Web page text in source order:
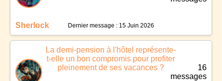
Sherlock Dernier message : 15 Juin 2026
La demi-pension à l'hôtel représente-
t-elle un bon compromis pour profiter
pleinement de ses vacances ?
16
messages